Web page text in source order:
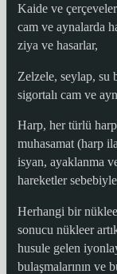
Kaide ve
cam ve aynalarda
ziya ve hasarlar,
Zelzele, seylap, su
sigortalı cam ve
Harp, her türlü
muhasamat (harp
isyan, ayaklanma
hareketler
Herhangi bir
sonucu nükleer
husule gelen
bulaşmalarının ve